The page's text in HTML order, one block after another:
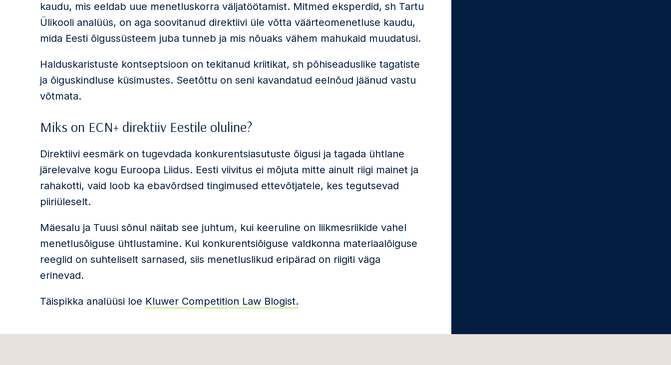
kaudu, mis eeldab uue menetluskorra väljatöötamist. Mitmed eksperdid, sh Tartu
Ülikooli analüüs, on aga soovitanud direktiivi üle võtta väärteomenetluse kaudu,
mida Eesti õigussüsteem juba tunneb ja mis nõuaks vähem mahukaid muudatusi.
Halduskaristuste kontseptsioon on tekitanud kriitikat, sh põhiseaduslike tagatiste
ja õiguskindluse küsimustes. Seetõttu on seni kavandatud eelnõud jäänud vastu
võtmata.
Miks on ECN+ direktiiv Eestile oluline?
Direktiivi eesmärk on tugevdada konkurentsiasutuste õigusi ja tagada ühtlane
järelevalve kogu Euroopa Liidus. Eesti viivitus ei mõjuta mitte ainult riigi mainet ja
rahakotti, vaid loob ka ebavõrdsed tingimused ettevõtjatele, kes tegutsevad
piiriüleselt.
Mäesalu ja Tuusi sõnul näitab see juhtum, kui keeruline on liikmesriikide vahel
menetlusõiguse ühtlustamine. Kui konkurentsiõiguse valdkonna materiaalõiguse
reeglid on suhteliselt sarnased, siis menetluslikud eripärad on riigiti väga
erinevad.
Täispikka analüüsi loe Kluwer Competition Law Blogist.